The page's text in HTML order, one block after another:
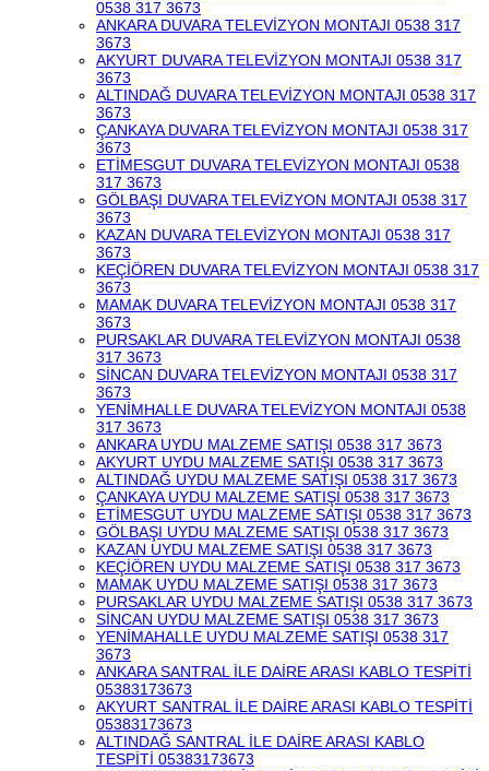
0538 317 3673
ANKARA DUVARA TELEVİZYON MONTAJI 0538 317
3673
AKYURT DUVARA TELEVİZYON MONTAJI 0538 317
3673
ALTINDAĞ DUVARA TELEVİZYON MONTAJI 0538 317
3673
ÇANKAYA DUVARA TELEVİZYON MONTAJI 0538 317
3673
ETİMESGUT DUVARA TELEVİZYON MONTAJI 0538
317 3673
GÖLBAŞI DUVARA TELEVİZYON MONTAJI 0538 317
3673
KAZAN DUVARA TELEVİZYON MONTAJI 0538 317
3673
KEÇİÖREN DUVARA TELEVİZYON MONTAJI 0538 317
3673
MAMAK DUVARA TELEVİZYON MONTAJI 0538 317
3673
PURSAKLAR DUVARA TELEVİZYON MONTAJI 0538
317 3673
SİNCAN DUVARA TELEVİZYON MONTAJI 0538 317
3673
YENİMHALLE DUVARA TELEVİZYON MONTAJI 0538
317 3673
ANKARA UYDU MALZEME SATIŞI 0538 317 3673
AKYURT UYDU MALZEME SATIŞI 0538 317 3673
ALTINDAĞ UYDU MALZEME SATIŞI 0538 317 3673
ÇANKAYA UYDU MALZEME SATIŞI 0538 317 3673
ETİMESGUT UYDU MALZEME SATIŞI 0538 317 3673
GÖLBAŞI UYDU MALZEME SATIŞI 0538 317 3673
KAZAN UYDU MALZEME SATIŞI 0538 317 3673
KEÇİÖREN UYDU MALZEME SATIŞI 0538 317 3673
MAMAK UYDU MALZEME SATIŞI 0538 317 3673
PURSAKLAR UYDU MALZEME SATIŞI 0538 317 3673
SİNCAN UYDU MALZEME SATIŞI 0538 317 3673
YENİMAHALLE UYDU MALZEME SATIŞI 0538 317
3673
ANKARA SANTRAL İLE DAİRE ARASI KABLO TESPİTİ
05383173673
AKYURT SANTRAL İLE DAİRE ARASI KABLO TESPİTİ
05383173673
ALTINDAĞ SANTRAL İLE DAİRE ARASI KABLO
TESPİTİ 05383173673